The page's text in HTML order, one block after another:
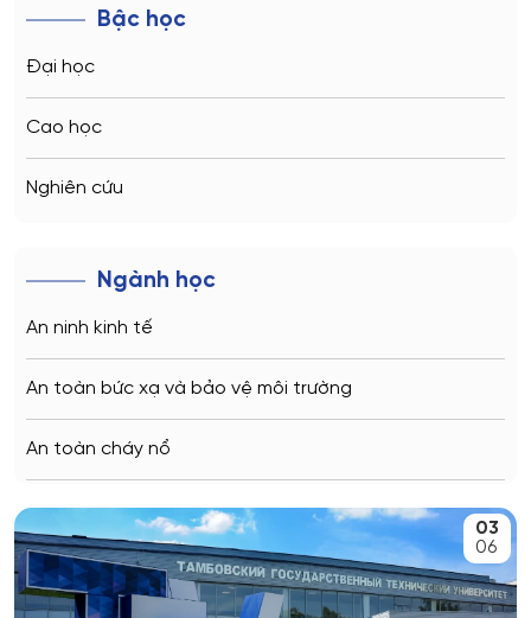
Kaliningrad
Kemerovo
Veliky Novgorod
Bậc học
Đại học
Cao học
Nghiên cứu
Ngành học
An ninh kinh tế
An toàn bức xạ và bảo vệ môi trường
An toàn cháy nổ
An toàn kỹ thuật và môi trường
An toàn môi trường kỹ thuật
03
06